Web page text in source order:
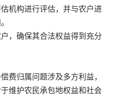
构进行评估，并与农户进
确保其合法权益得到充分
归属问题涉及多方利益，
维护农民承包地权益和社会